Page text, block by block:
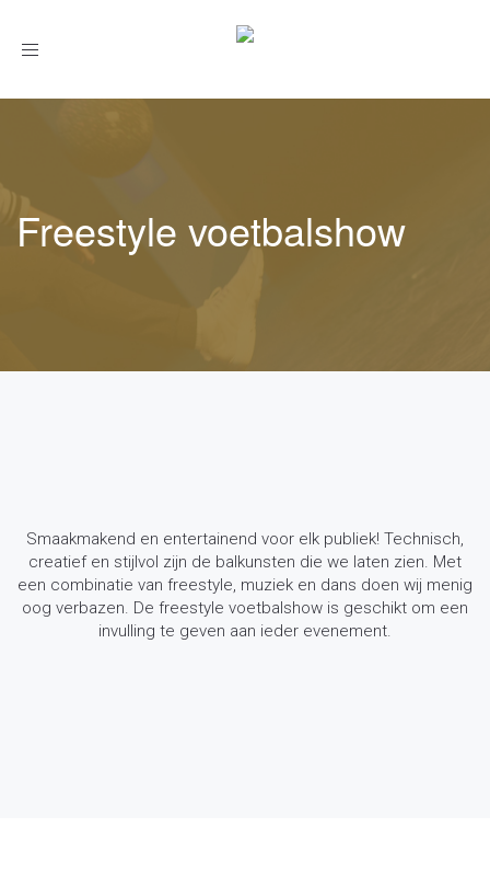
Toggle
Freestyle voetbalshow
Smaakmakend en entertainend voor elk publiek! Technisch,
creatief en stijlvol zijn de balkunsten die we laten zien. Met
een combinatie van freestyle, muziek en dans doen wij menig
oog verbazen. De freestyle voetbalshow is geschikt om een
invulling te geven aan ieder evenement.